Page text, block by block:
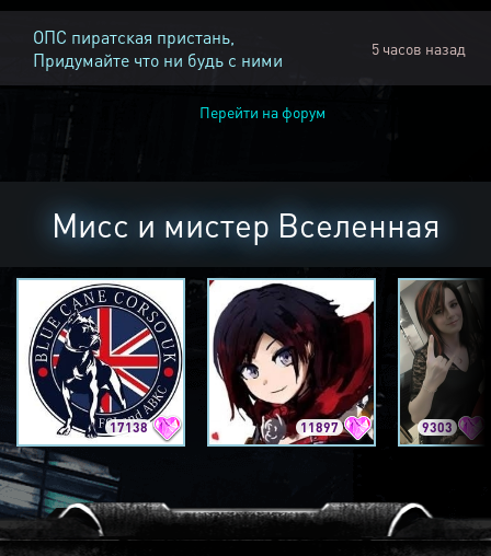
ОПС пиратская пристань,
Придумайте что ни будь с ними
5 часов назад
Перейти на форум
Мисс и мистер Вселенная
17138 11897 9303